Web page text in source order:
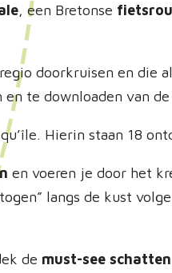
, een Bretonse
doorkruisen en die
te downloaden van
Hierin staan 18
en voeren je door het
langs de kust
de must-see